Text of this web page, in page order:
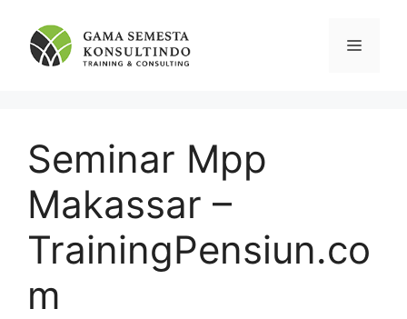
content
Menu
Seminar Mpp
Makassar –
TrainingPensiun.co
m